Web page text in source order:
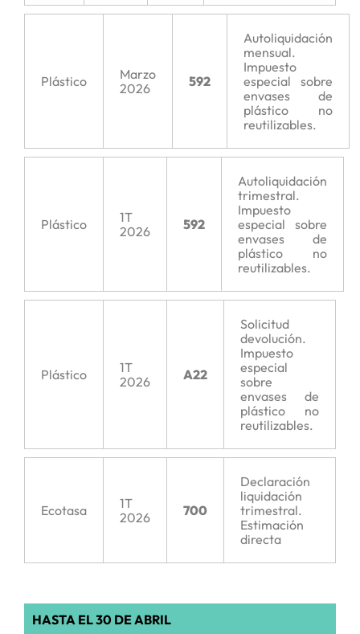
Plástico
Marzo
2026
592
Autoliquidación
mensual.
Impuesto
especial sobre
envases de
plástico no
reutilizables.
Plástico
1T
2026
592
Autoliquidación
trimestral.
Impuesto
especial sobre
envases de
plástico no
reutilizables.
Plástico
1T
2026
A22
Solicitud
devolución.
Impuesto
especial
sobre
envases de
plástico no
reutilizables.
Ecotasa
1T
2026
700
Declaración
liquidación
trimestral.
Estimación
directa
HASTA EL 30 DE ABRIL